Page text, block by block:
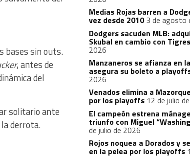
bases sin outs.
, antes de
del
solitario ante
derrota.
Medias Rojas barren a
vez desde 2010 3 de agosto
Dodgers sacuden MLB:
Skubal en cambio con Tigres
2026
Manzaneros se afianza en
asegura su boleto a
2026
Venados elimina a
por los playoffs 12 de julio
El campeón estrena
triunfo con Miguel
de julio de 2026
Rojos noquea a Dorados y
en la pelea por los playoffs